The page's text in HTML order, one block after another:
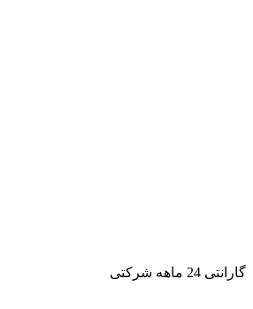
گارانتی 24 ماهه شرکتی